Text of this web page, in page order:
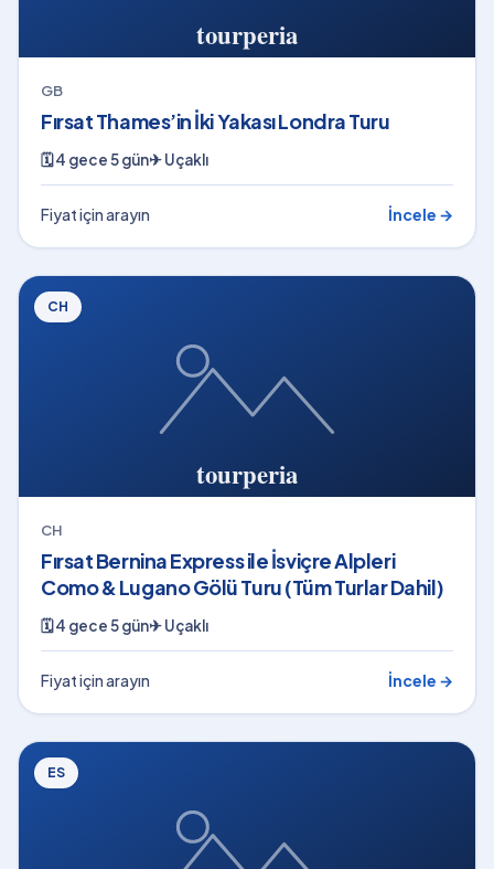
GB
Fırsat Thames’in İki Yakası Londra Turu
🗓4 gece 5 gün✈Uçaklı
Fiyat için arayın İncele →
CH
CH
Fırsat Bernina Express ile İsviçre Alpleri
Como & Lugano Gölü Turu (Tüm Turlar Dahil)
🗓4 gece 5 gün✈Uçaklı
Fiyat için arayın İncele →
ES